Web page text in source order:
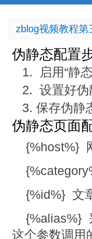
zblog视频教程
伪静态配置
启用“静
设置好
保存伪静
伪静态页面
{%host%}
{%id%} 文
{%alias%}
这个参数调用